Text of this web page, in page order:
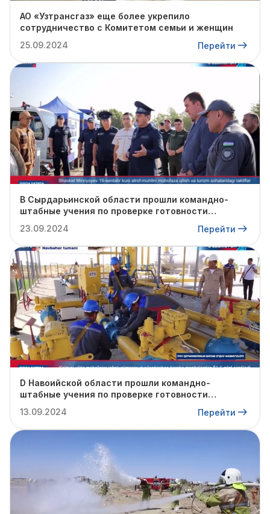
АО «Узтрансгаз» еще более укрепило
сотрудничество с Комитетом семьи и женщин
25.09.2024
Перейти
В Сырдарьинской области прошли командно-
штабные учения по проверке готовности
отопительному сезону.
23.09.2024 Перейти
D Навоийской области прошли командно-
штабные учения по проверке готовности
отопительному сезону.
13.09.2024 Перейти